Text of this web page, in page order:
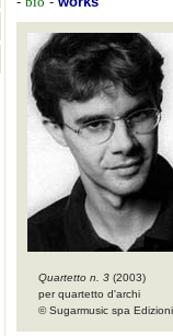
Quartetto n. 3 (2003)
per quartetto d'archi
© Sugarmusic spa